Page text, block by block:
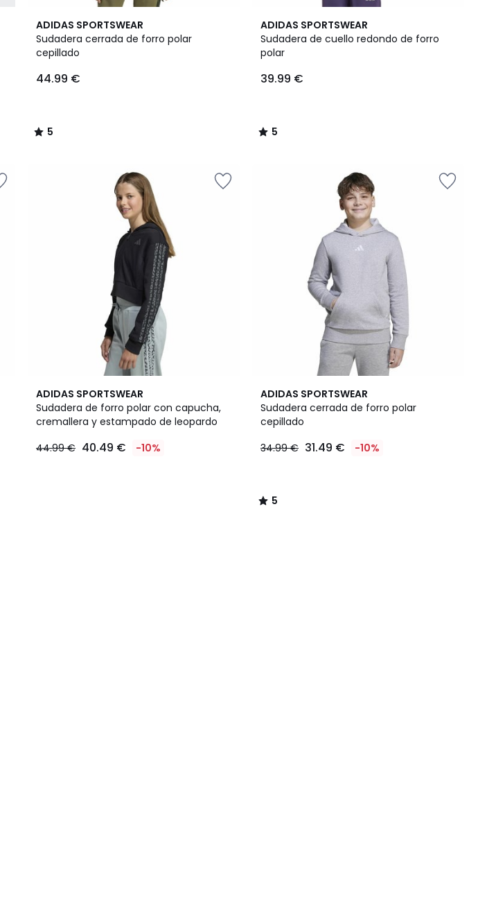
ADIDAS SPORTSWEAR
Sudadera cerrada de forro polar
cepillado
44.99 €
5
/
5
5
/
ADIDAS SPORTSWEAR
Sudadera de cuello redondo de forro
polar
39.99 €
5
/
5
5
/
ADIDAS SPORTSWEAR
Sudadera de forro polar con capucha,
cremallera y estampado de leopardo
44.99 € 40.49 € -10%
ADIDAS SPORTSWEAR
Sudadera cerrada de forro polar
cepillado
34.99 € 31.49 € -10%
5
/
5
5
/